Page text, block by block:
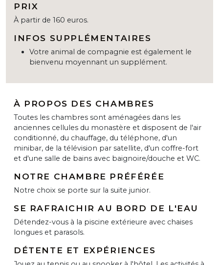
PRIX
À partir de 160 euros.
INFOS SUPPLÉMENTAIRES
Votre animal de compagnie est également le
bienvenu moyennant un supplément.
À PROPOS DES CHAMBRES
Toutes les chambres sont aménagées dans les
anciennes cellules du monastère et disposent de l'air
conditionné, du chauffage, du téléphone, d'un
minibar, de la télévision par satellite, d'un coffre-fort
et d'une salle de bains avec baignoire/douche et WC.
NOTRE CHAMBRE PRÉFÉRÉE
Notre choix se porte sur la suite junior.
SE RAFRAICHIR AU BORD DE L'EAU
Détendez-vous à la piscine extérieure avec chaises
longues et parasols.
DÉTENTE ET EXPÉRIENCES